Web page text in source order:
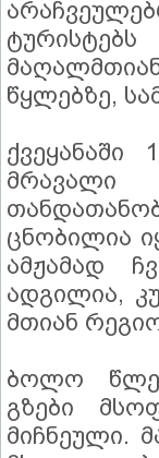
წყლებზე,
ცნობილია
ამჟამად
ადგილია,
მთიან
ბოლო
გზები
მიჩნეული.